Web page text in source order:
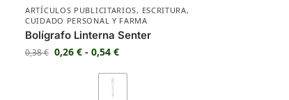
ARTÍCULOS PUBLICITARIOS, ESCRITURA,
CUIDADO PERSONAL Y FARMA
Bolígrafo Linterna Senter
0,38€ 0,26€ - 0,54€